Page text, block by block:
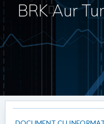
BRK Aur